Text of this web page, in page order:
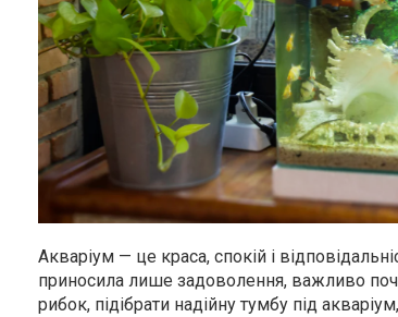
Акваріум — це краса, спокій і
приносила лише задоволення, важливо
рибок, підібрати надійну тумбу під